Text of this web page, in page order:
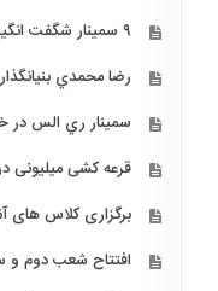
۹ سمینار شگفت انگیز Reels در قزوین
رضا محمدي بنيانگذار متد
سمينار ري الس
قرعه کشی میلیونی
برگزاری کلاس های
افتتاح شعب دوم و